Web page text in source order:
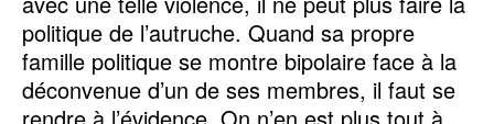
politique de l’autruche. Quand sa propre
famille politique se montre bipolaire face à la
déconvenue d’un de ses membres, il faut se